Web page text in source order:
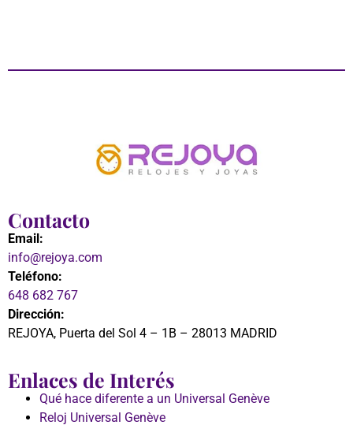
Contacto
Email:
info@rejoya.com
Teléfono:
648 682 767
Dirección:
REJOYA, Puerta del Sol 4 – 1B – 28013 MADRID
Enlaces de Interés
Qué hace diferente a un Universal Genève
Reloj Universal Genève